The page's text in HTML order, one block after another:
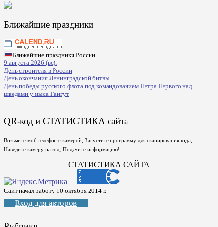
Ближайшие праздники
Ближайшие праздники России
9 августа 2026 (вс):
День строителя в России
День окончания Ленинградской битвы
День победы русского флота под командованием Петра Первого над
шведами у мыса Гангут
QR-код и СТАТИСТИКА сайта
Возьмите моб телефон с камерой, Запустите программу для сканирования кода,
Наведите камеру на код, Получите информацию!
СТАТИСТИКА САЙТА
Сайт начал работу 10 октября 2014 г.
Вход для авторов